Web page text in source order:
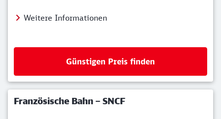
Weitere Informationen
Günstigen Preis finden
Französische Bahn – SNCF